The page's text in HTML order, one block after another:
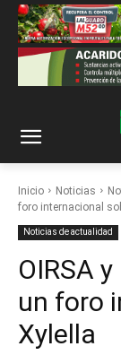
Inicio Noticias
foro internacional
Noticias de actualidad
OIRSA
un foro
Xylella